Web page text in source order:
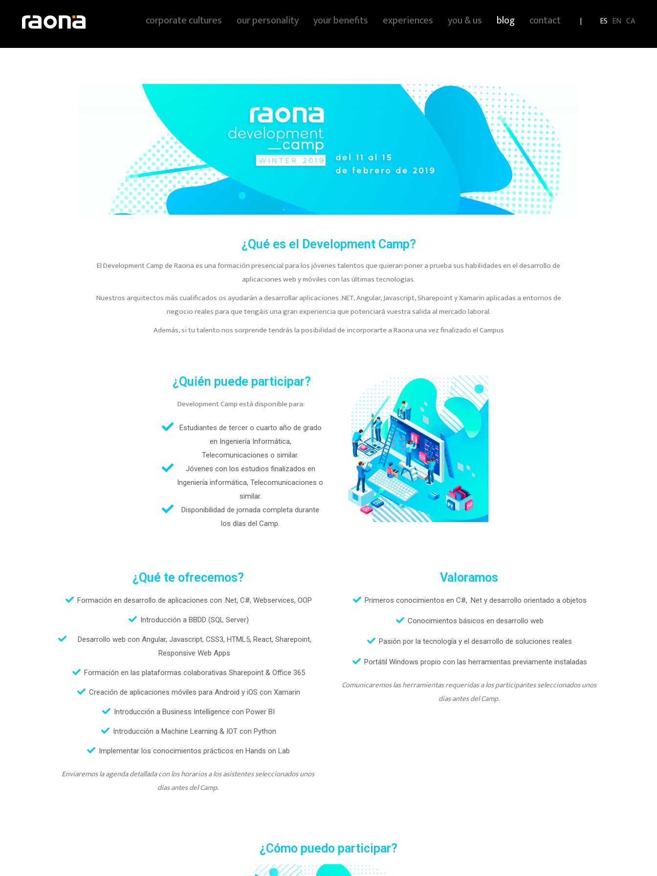
ES EN CA
corporate cultures our personality your benefits experiences you & us blog contact
¿Qué es el Development Camp?
El Development Camp de Raona es una formación presencial para los jóvenes talentos que quieran poner a prueba sus habilidades en el desarrollo de
aplicaciones web y móviles con las últimas tecnologías.
Nuestros arquitectos más cualificados os ayudarán a desarrollar aplicaciones .NET, Angular, Javascript, Sharepoint y Xamarin aplicadas a entornos de
negocio reales para que tengáis una gran experiencia que potenciará vuestra salida al mercado laboral.
Además, si tu talento nos sorprende tendrás la posibilidad de incorporarte a Raona una vez finalizado el Campus
¿Quién puede participar?
Development Camp está disponible para:
Estudiantes de tercer o cuarto año de grado
en Ingeniería Informática,
Telecomunicaciones o similar.
Jóvenes con los estudios finalizados en
lngeniería informática, Telecomunicaciones o
similar.
Disponibilidad de jornada completa durante
los días del Camp.
¿Qué te ofrecemos?
Formación en desarrollo de aplicaciones con .Net, C#, Webservices, OOP
Introducción a BBDD (SQL Server)
Desarrollo web con Angular, Javascript, CSS3, HTML5, React, Sharepoint,
Responsive Web Apps
Formación en las plataformas colaborativas Sharepoint & Office 365
Creación de aplicaciones móviles para Android y iOS con Xamarin
Introducción a Business Intelligence con Power BI
Introducción a Machine Learning & IOT con Python
Implementar los conocimientos prácticos en Hands on Lab
Enviaremos la agenda detallada con los horarios a los asistentes seleccionados unos
días antes del Camp.
Valoramos
Primeros conocimientos en C#, .Net y desarrollo orientado a objetos
Conocimientos básicos en desarrollo web
Pasión por la tecnología y el desarrollo de soluciones reales
Portátil Windows propio con las herramientas previamente instaladas
Comunicaremos las herramientas requeridas a los participantes seleccionados unos
días antes del Camp.
¿Cómo puedo participar?